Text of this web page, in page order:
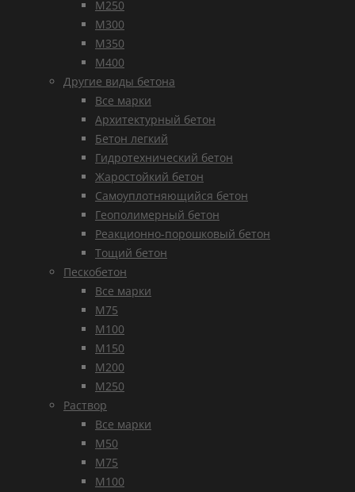
М250
М300
М350
М400
Другие виды бетона
Все марки
Архитектурный бетон
Бетон легкий
Гидротехнический бетон
Жаростойкий бетон
Самоуплотняющийся бетон
Геополимерный бетон
Реакционно-порошковый бетон
Тощий бетон
Пескобетон
Все марки
М75
М100
М150
М200
М250
Раствор
Все марки
М50
М75
М100